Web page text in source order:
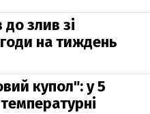
до злив зі
на тиждень
купол": у 5